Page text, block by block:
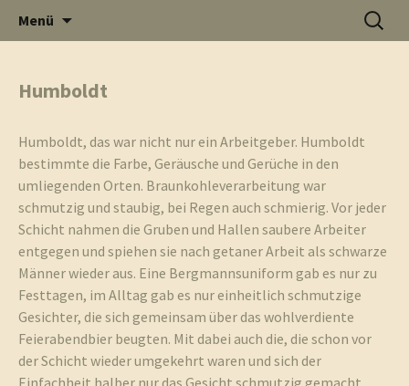
Thüste im
Internet
und
Menü
Suchen
nach:
Humboldt
Humboldt, das war nicht nur ein Arbeitgeber. Humboldt
bestimmte die Farbe, Geräusche und Gerüche in den
umliegenden Orten. Braunkohleverarbeitung war
schmutzig und staubig, bei Regen auch schmierig. Vor jeder
Schicht nahmen die Gruben und Hallen saubere Arbeiter
entgegen und spiehen sie nach getaner Arbeit als schwarze
Männer wieder aus. Eine Bergmannsuniform gab es nur zu
Festtagen, im Alltag gab es nur einheitlich schmutzige
Gesichter, die sich gemeinsam über das wohlverdiente
Feierabendbier beugten. Mit dabei auch die, die schon vor
der Schicht wieder umgekehrt waren und sich der
Einfachheit halber nur das Gesicht schmutzig gemacht